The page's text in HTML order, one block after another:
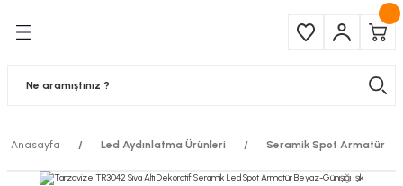
Anasayfa Led Aydınlatma Ürünleri Seramik Spot Armatür